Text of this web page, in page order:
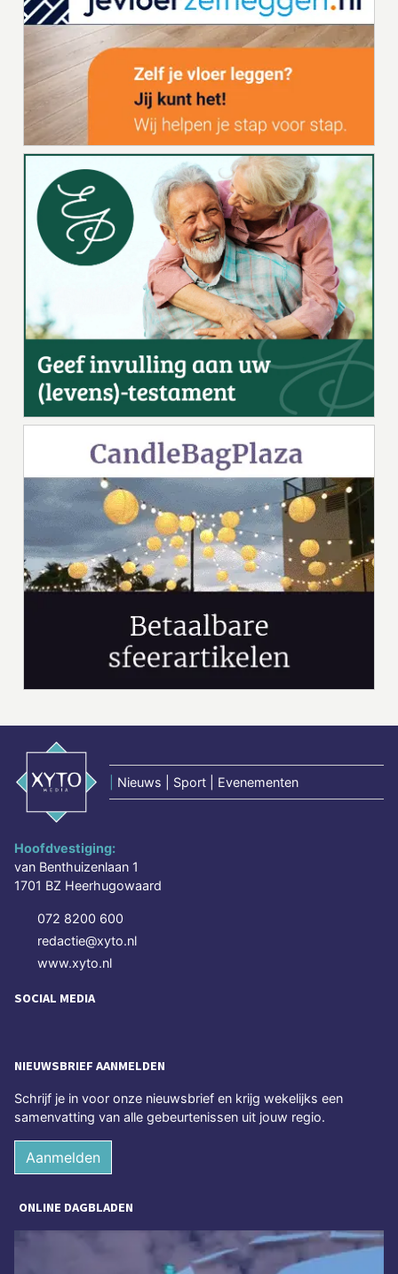
Nieuws | Sport | Evenementen
Hoofdvestiging:
van Benthuizenlaan 1
1701 BZ Heerhugowaard
072 8200 600
redactie@xyto.nl
www.xyto.nl
SOCIAL MEDIA
NIEUWSBRIEF AANMELDEN
Schrijf je in voor onze nieuwsbrief en krijg wekelijks een
samenvatting van alle gebeurtenissen uit jouw regio.
Aanmelden
ONLINE DAGBLADEN